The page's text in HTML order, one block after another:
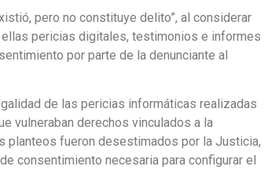
pero no constituye delito”, al considerar
pericias digitales, testimonios e informes
por parte de la denunciante al
de las pericias informáticas realizadas
vulneraban derechos vinculados a la
planteos fueron desestimados por la Justicia,
consentimiento necesaria para configurar el